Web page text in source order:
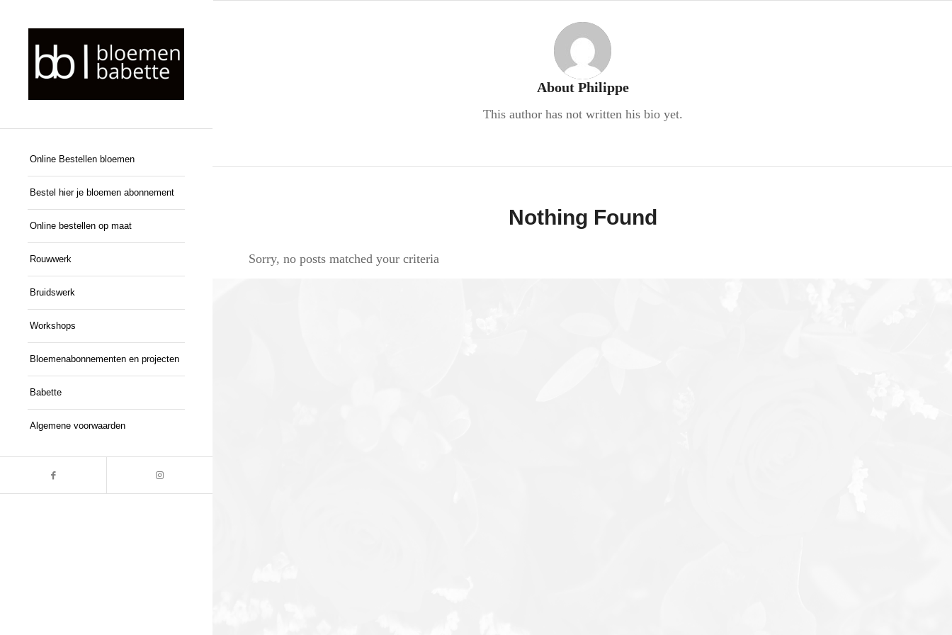
Online Bestellen bloemen
Bestel hier je bloemen abonnement
Online bestellen op maat
Rouwwerk
Bruidswerk
Workshops
Bloemenabonnementen en projecten
Babette
Algemene voorwaarden
About Philippe
This author has not written his bio yet.
Nothing Found
Sorry, no posts matched your criteria